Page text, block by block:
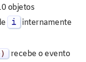
objetos
i
internamente
) recebe o evento